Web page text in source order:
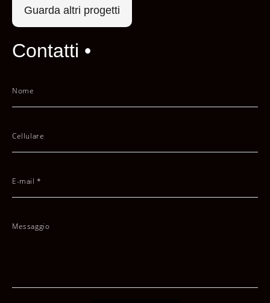
Guarda altri progetti
Contatti •
Nome
Cellulare
E-mail *
Messaggio